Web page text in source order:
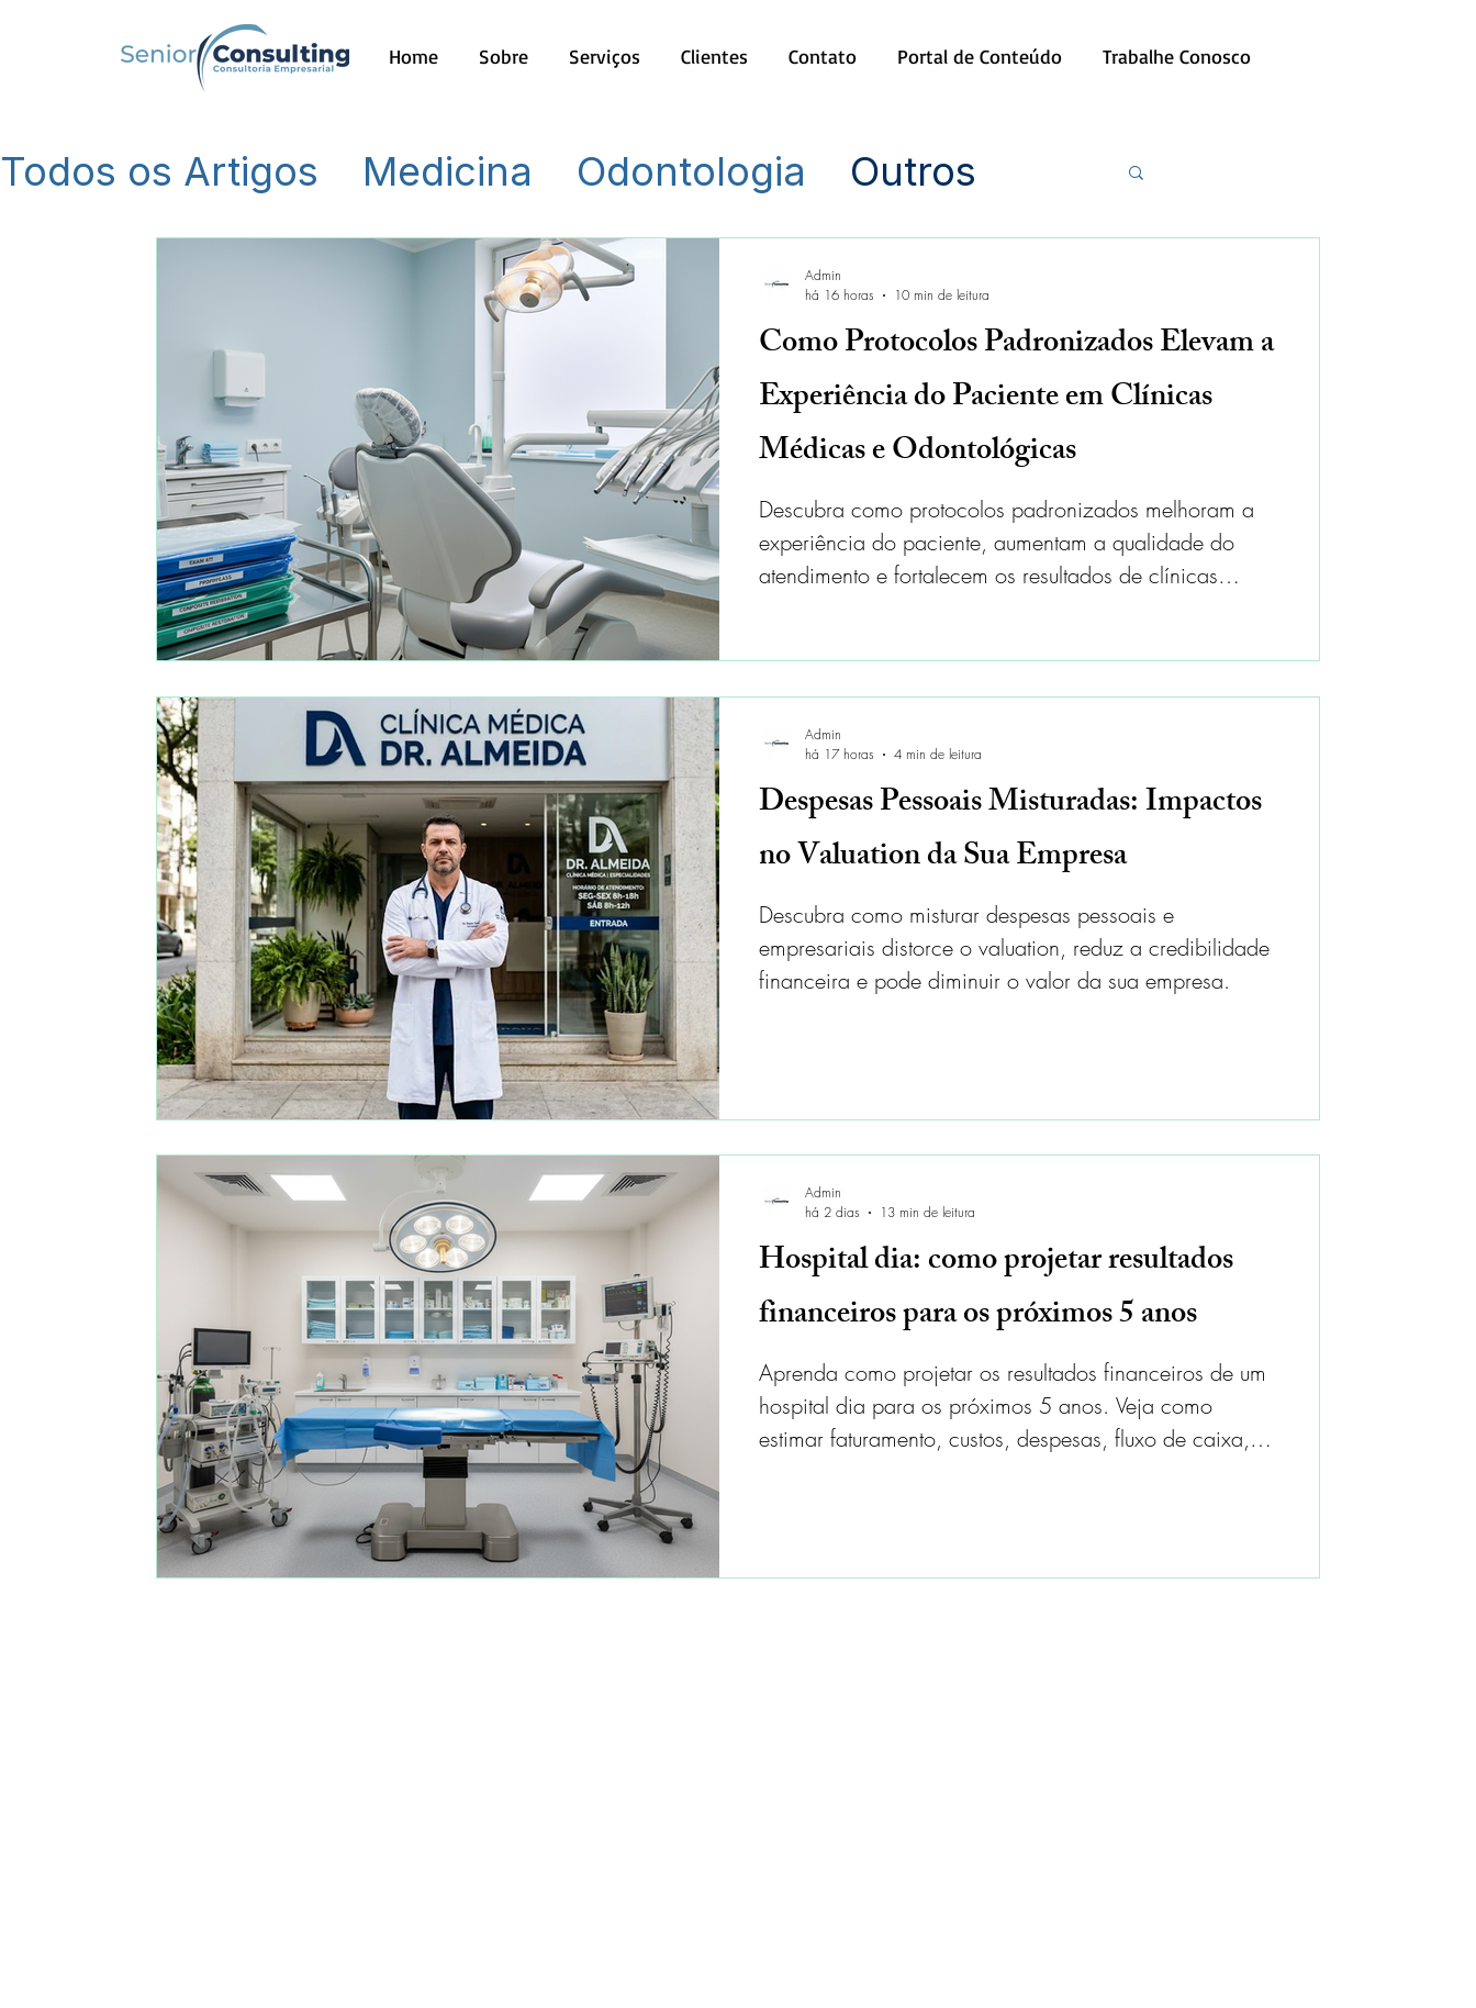
Home Sobre Serviços Clientes Contato Portal de Conteúdo Trabalhe Conosco
Todos os Artigos Medicina Odontologia Outros
Como Protocolos Padronizados Elevam a
Experiência do Paciente em Clínicas
Médicas e Odontológicas
Descubra como protocolos padronizados melhoram a
experiência do paciente, aumentam a qualidade do
atendimento e fortalecem os resultados de clínicas
Admin
há 16 horas
10 min de leitura
Despesas Pessoais Misturadas: Impactos
no Valuation da Sua Empresa
Descubra como misturar despesas pessoais e
empresariais distorce o valuation, reduz a credibilidade
financeira e pode diminuir o valor da sua empresa.
Admin
há 17 horas
4 min de leitura
Hospital dia: como projetar resultados
financeiros para os próximos 5 anos
Aprenda como projetar os resultados financeiros de um
hospital dia para os próximos 5 anos. Veja como
estimar faturamento, custos, despesas, fluxo de caixa,
Admin
há 2 dias
13 min de leitura